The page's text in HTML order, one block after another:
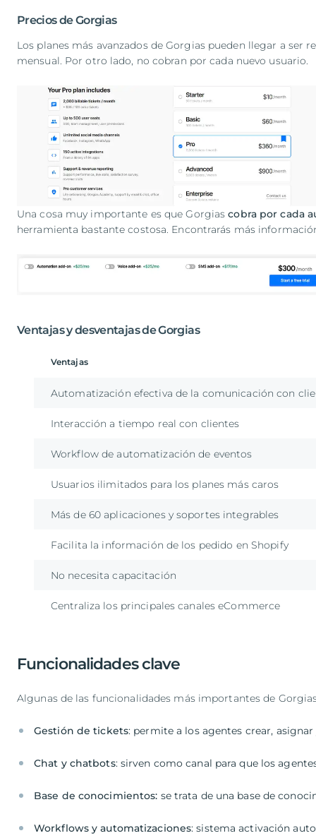
Precios de Gorgias
Los planes más avanzados de Gorgias pueden llegar a
mensual. Por otro lado, no cobran por cada nuevo usuario.
Una cosa muy importante es que Gorgiascobra por cada
herramienta bastante costosa. Encontrarás más
Ventajas y desventajas de Gorgias
Ventajas
Automatización efectiva de la comunicación con
Interacción a tiempo real con clientes
Workflow de automatización de eventos
Usuarios ilimitados para los planes más caros
Más de 60 aplicaciones y soportes integrables
Facilita la información de los pedido en Shopify
No necesita capacitación
Centraliza los principales canales eCommerce
Funcionalidades clave
Algunas de las funcionalidades más importantes de
Gestión de tickets: permite a los agentes crear,
Chat y chatbots: sirven como canal para que los
Base de conocimientos: se trata de una base de
Workflows y automatizaciones: sistema activación